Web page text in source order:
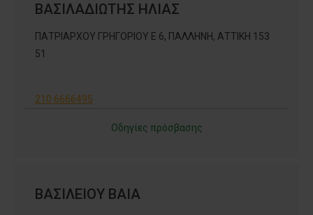
ΒΑΣΙΛΑΔΙΩΤΗΣ ΗΛΙΑΣ
ΠΑΤΡΙΑΡΧΟΥ ΓΡΗΓΟΡΙΟΥ Ε 6, ΠΑΛΛΗΝΗ, ΑΤΤΙΚΗ 153
51
210 6666495
Οδηγίες πρόσβασης
ΒΑΣΙΛΕΙΟΥ ΒΑΙΑ